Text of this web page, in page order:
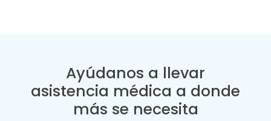
Ayúdanos a llevar
asistencia médica a donde
más se necesita